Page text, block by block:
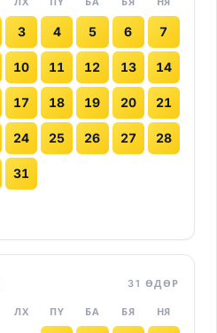
3 4 5 6 7
10 11 12 13 14
17 18 19 20 21
24 25 26 27 28
31
31 ӨДӨР
ЛХ ПҮ БА БЯ НЯ